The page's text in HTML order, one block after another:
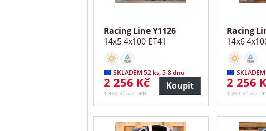
Racing Line Y1126
14x5 4x100 ET41
SKLADEM 52 ks, 5-8 dnů
2 256 Kč
1 864 Kč bez DPH
Koupit
Racing
14x6
2 256
1 864 Kč bez